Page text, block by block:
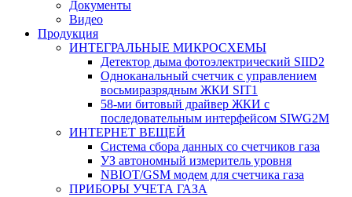
Документы
Видео
Продукция
ИНТЕГРАЛЬНЫЕ МИКРОСХЕМЫ
Детектор дыма фотоэлектрический SIID2
Одноканальный счетчик с управлением
восьмиразрядным ЖКИ SIT1
58-ми битовый драйвер ЖКИ с
последовательным интерфейсом SIWG2M
ИНТЕРНЕТ ВЕЩЕЙ
Система сбора данных со счетчиков газа
УЗ автономный измеритель уровня
NBIOT/GSM модем для счетчика газа
ПРИБОРЫ УЧЕТА ГАЗА